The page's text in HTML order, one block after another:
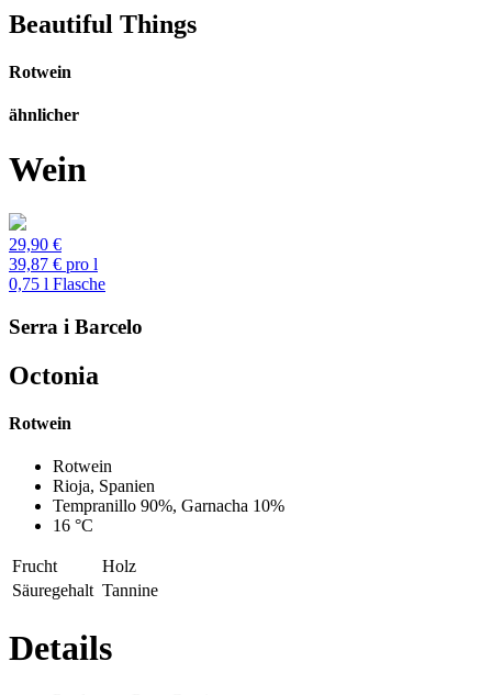
Beautiful Things
Rotwein
ähnlicher
Wein
29,90 €
39,87 € pro l
0,75 l Flasche
Serra i Barcelo
Octonia
Rotwein
Previous
Next
Rotwein
Rioja, Spanien
Tempranillo 90%, Garnacha 10%
16 °C
Frucht
Holz
Säuregehalt Tannine
Details